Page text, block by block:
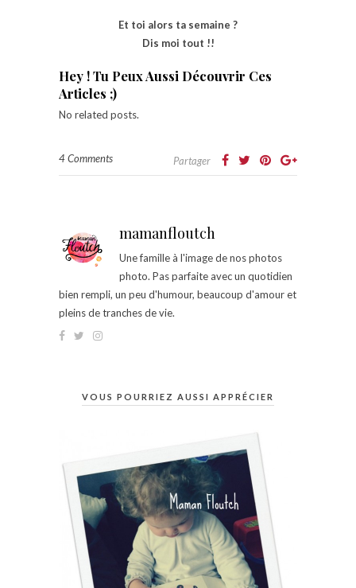
Et toi alors ta semaine ?
Dis moi tout !!
Hey ! Tu Peux Aussi Découvrir Ces
Articles ;)
No related posts.
4 Comments Partager
mamanfloutch
Une famille à l'image de nos photos
photo. Pas parfaite avec un quotidien
bien rempli, un peu d'humour, beaucoup d'amour et
pleins de tranches de vie.
VOUS POURRIEZ AUSSI APPRÉCIER